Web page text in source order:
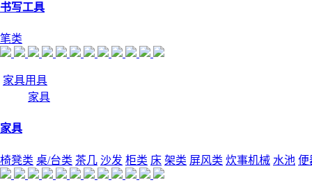
书写工具
笔类
家具用具
家具
家具
椅凳类 桌/台类 茶几 沙发 柜类 床 架类 屏风类 炊事机械 水池 便